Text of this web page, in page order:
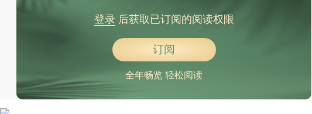
登录后获取已订阅的阅读权限
订阅
全年畅览 轻松阅读